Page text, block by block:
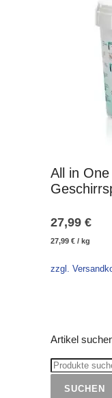
All in
27,99 €
27,99 € / kg
zzgl.
Artikel
SUCHEN